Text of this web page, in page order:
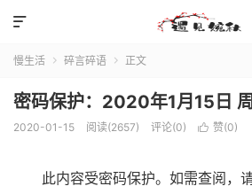

慢生活  碎言碎语  正文
密码保护：2020年1月15日
2020-01-15 阅读(2657) 评论(0)  赞(0)
此内容受密码保护。如需查阅，